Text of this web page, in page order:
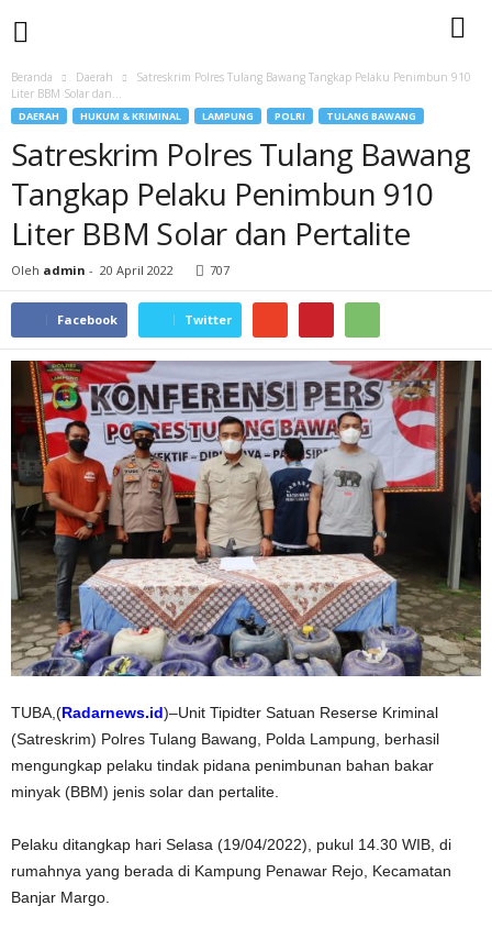
Beranda Daerah
Satreskrim Polres Tulang Bawang Tangkap Pelaku Penimbun 910
Liter BBM Solar dan...
DAERAH HUKUM & KRIMINAL LAMPUNG POLRI TULANG BAWANG
Satreskrim Polres Tulang Bawang
Tangkap Pelaku Penimbun 910
Liter BBM Solar dan Pertalite
Oleh admin - 20 April 2022 707
Facebook Twitter
TUBA,(Radarnews.id)–Unit Tipidter Satuan Reserse Kriminal
(Satreskrim) Polres Tulang Bawang, Polda Lampung, berhasil
mengungkap pelaku tindak pidana penimbunan bahan bakar
minyak (BBM) jenis solar dan pertalite.
Pelaku ditangkap hari Selasa (19/04/2022), pukul 14.30 WIB, di
rumahnya yang berada di Kampung Penawar Rejo, Kecamatan
Banjar Margo.